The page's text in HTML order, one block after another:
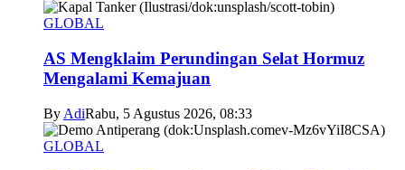
GLOBAL
AS Mengklaim Perundingan Selat Hormuz
Mengalami Kemajuan
By AdiRabu, 5 Agustus 2026, 08:33
GLOBAL